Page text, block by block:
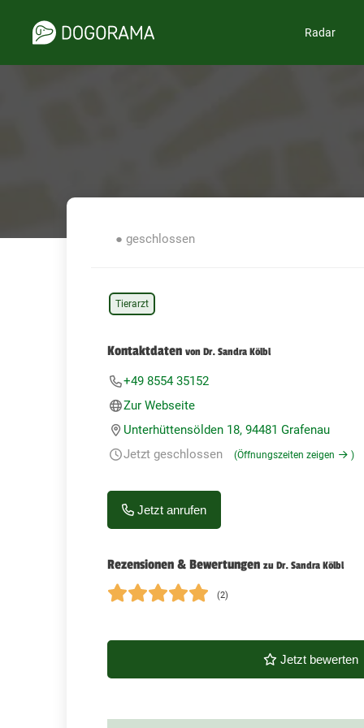
Radar
● geschlossen
Tierarzt
Kontaktdaten von Dr. Sandra Kölbl
+49 8554 35152
Zur Webseite
Unterhüttensölden 18, 94481 Grafenau
Jetzt geschlossen
(Öffnungszeiten zeigen )
Jetzt anrufen
Rezensionen & Bewertungen zu Dr. Sandra Kölbl
(2)
Jetzt bewerten